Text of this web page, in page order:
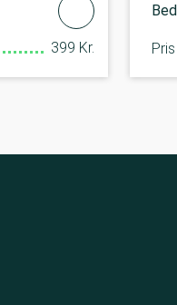
399 Kr. Pris